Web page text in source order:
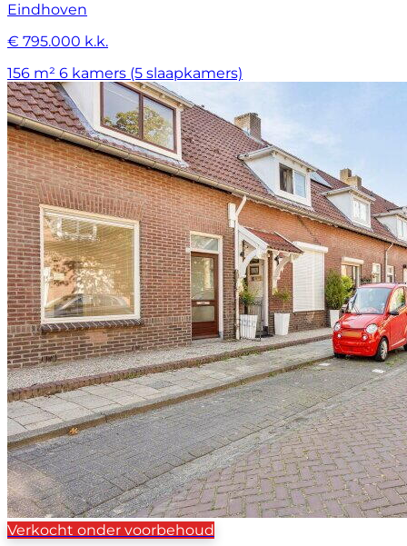
Eindhoven
€ 795.000 k.k.
156 m² 6 kamers (5 slaapkamers)
Verkocht onder voorbehoud